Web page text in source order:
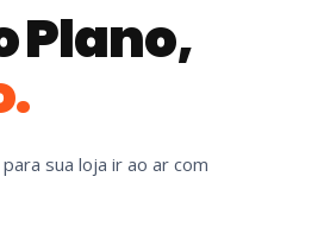
Plano,
sua loja ir ao ar com